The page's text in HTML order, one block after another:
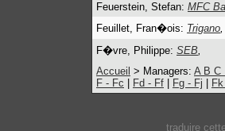
Feuerstein, Stefan: MFC
Feuillet, Fran�ois: Trigano,
F�vre, Philippe: SEB,
Accueil > Managers: A B C
F - Fc
Fd - Ff Fg - Fj
traduire